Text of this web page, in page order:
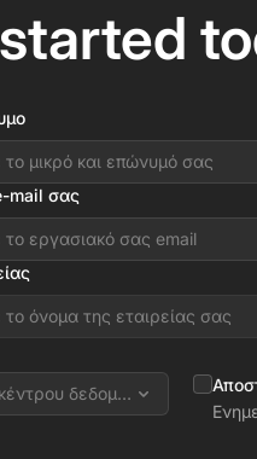
mail σας
δεδομένων